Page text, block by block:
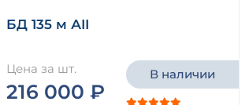
БД 135 м АII
Цена за шт.
216 000 ₽
В наличии